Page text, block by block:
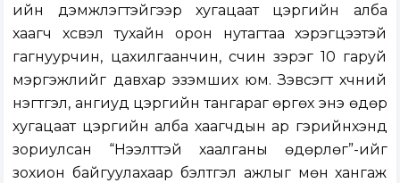
ийн дэмжлэгтэйгээр хугацаат цэргийн алба
хаагч хүсвэл тухайн орон нутагтаа хэрэгцээтэй
гагнуурчин, цахилгаанчин, үсчин зэрэг 10 гаруй
мэргэжлийг давхар эзэмших юм. Зэвсэгт хүчний
нэгтгэл, ангиуд цэргийн тангараг өргөх энэ өдөр
хугацаат цэргийн алба хаагчдын ар гэрийнхэнд
зориулсан “Нээлттэй хаалганы өдөрлөг”-ийг
зохион байгуулахаар бэлтгэл ажлыг мөн хангаж